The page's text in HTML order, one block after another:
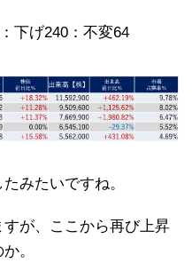
下げ240：不変64
みたいですね。
が、ここから再び上昇
。